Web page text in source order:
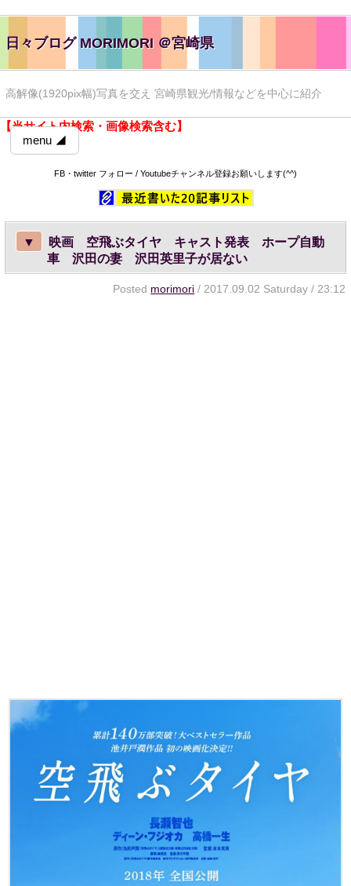
日々ブログ MORIMORI ＠宮崎県
高解像(1920pix幅)写真を交え 宮崎県観光/情報などを中心に紹介
【当サイト内検索・画像検索含む】
menu ◢
FB・twitter フォロー / Youtubeチャンネル登録お願いします(^^)
▼
映画 空飛ぶタイヤ キャスト発表 ホープ自動
車 沢田の妻 沢田英里子が居ない
Posted morimori / 2017.09.02 Saturday / 23:12